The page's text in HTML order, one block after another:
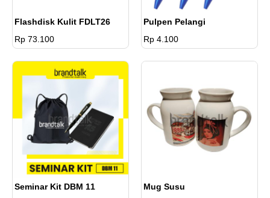
Flashdisk Kulit FDLT26
Rp 73.100
Pulpen Pelangi
Rp 4.100
Seminar Kit DBM 11
Mug Susu